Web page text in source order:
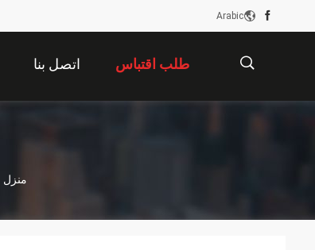
Arabic
اتصل بنا طلب اقتباس
منزل